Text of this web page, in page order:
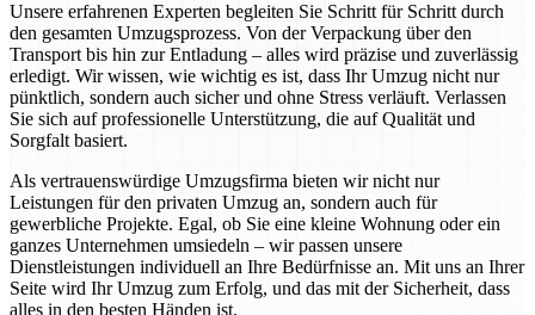
Unsere erfahrenen Experten begleiten Sie Schritt für Schritt durch
den gesamten Umzugsprozess. Von der Verpackung über den
Transport bis hin zur Entladung – alles wird präzise und zuverlässig
erledigt. Wir wissen, wie wichtig es ist, dass Ihr Umzug nicht nur
pünktlich, sondern auch sicher und ohne Stress verläuft. Verlassen
Sie sich auf professionelle Unterstützung, die auf Qualität und
Sorgfalt basiert.
Als vertrauenswürdige Umzugsfirma bieten wir nicht nur
Leistungen für den privaten Umzug an, sondern auch für
gewerbliche Projekte. Egal, ob Sie eine kleine Wohnung oder ein
ganzes Unternehmen umsiedeln – wir passen unsere
Dienstleistungen individuell an Ihre Bedürfnisse an. Mit uns an Ihrer
Seite wird Ihr Umzug zum Erfolg, und das mit der Sicherheit, dass
alles in den besten Händen ist.